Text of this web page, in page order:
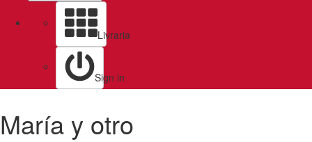
Livraria
Sign in
María y otro